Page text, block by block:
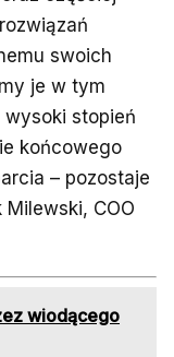
swoich
je w tym
stopień
końcowego
– pozostaje
COO
wiodącego